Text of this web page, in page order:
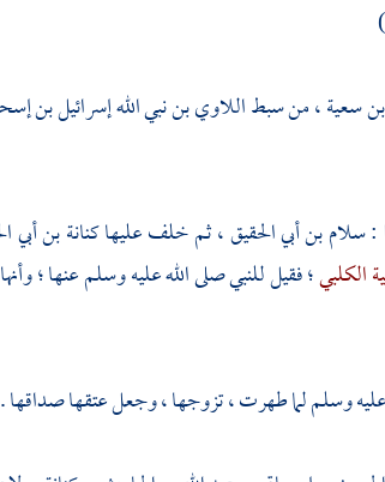
، من سبط اللاوي بن نبي الله إسرائيل بن
:سلام بن أبي الحقيق، ثم خلف عليهاكنانة بن أبي
الكلبي؛ فقيل للنبي صلى الله عليه وسلم عنها ؛
عليه وسلم لما طهرت ، تزوجها ، وجعل عتقها صداقها .